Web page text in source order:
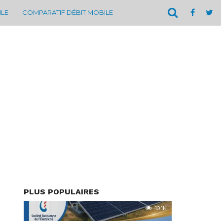
COMPARATIF DÉBIT MOBILE
PLUS POPULAIRES
10.1K